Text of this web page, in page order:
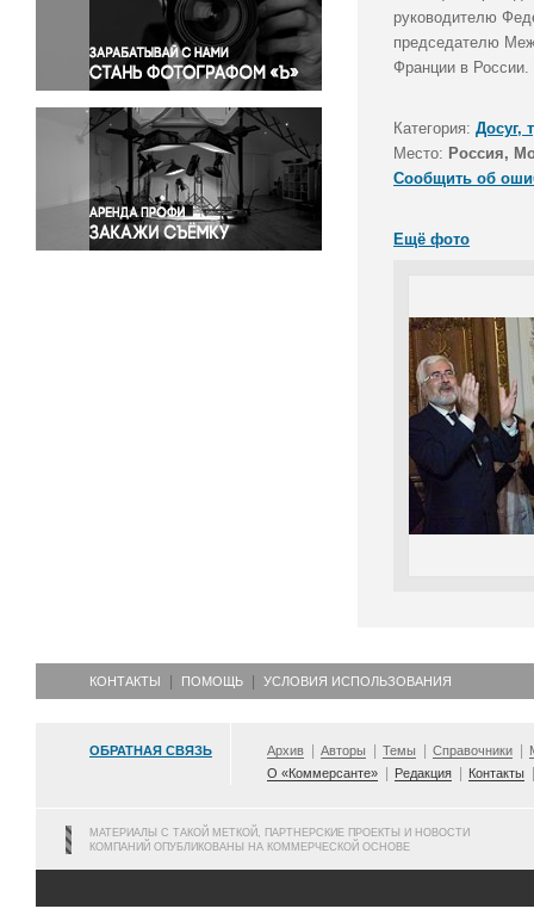
Правосудие
Происшествия и конфликты
Религия
Светская жизнь
Спорт
Экология
Экономика и бизнес
руководителю
председателю
Франции в России.
Категория: Досуг,
Место: Россия,
Сообщить об
Ещё фото
КОНТАКТЫ ПОМОЩЬ УСЛОВИЯ ИСПОЛЬЗОВАНИЯ
ОБРАТНАЯ СВЯЗЬ Архив Авторы Темы Справочники
О «Коммерсанте»
Редакция Контакты
МАТЕРИАЛЫ С ТАКОЙ МЕТКОЙ, ПАРТНЕРСКИЕ ПРОЕКТЫ И НОВОСТИ
КОМПАНИЙ ОПУБЛИКОВАНЫ НА КОММЕРЧЕСКОЙ ОСНОВЕ